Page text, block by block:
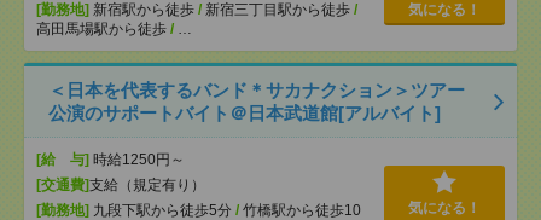
[勤務地] 新宿駅から徒歩 / 新宿三丁目駅から徒歩 /
高田馬場駅から徒歩 / …
気になる！
＜日本を代表するバンド＊サカナクション＞ツアー
公演のサポートバイト＠日本武道館[アルバイト]
[給 与] 時給1250円～
[交通費]支給（規定有り）
[勤務地] 九段下駅から徒歩5分 / 竹橋駅から徒歩10
気になる！